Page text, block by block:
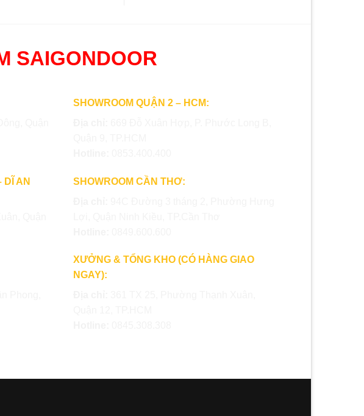
SAIGONDOOR
DĨ AN
SHOWROOM QUẬN 2 – HCM:
SHOWROOM CẦN THƠ:
XƯỞNG & TỔNG KHO (CÓ HÀNG GIAO
NGAY):